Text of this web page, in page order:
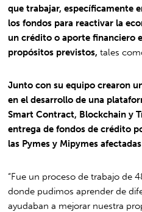
que trabajar, específicamente
los fondos para reactivar la
un crédito o aporte financiero
propósitos previstos, tales
Junto con su equipo crearon
en el desarrollo de una
Smart Contract, Blockchain y
entrega de fondos de crédito
las Pymes y Mipymes
“Fue un proceso de trabajo de
donde pudimos aprender de
ayudaban a mejorar nuestra